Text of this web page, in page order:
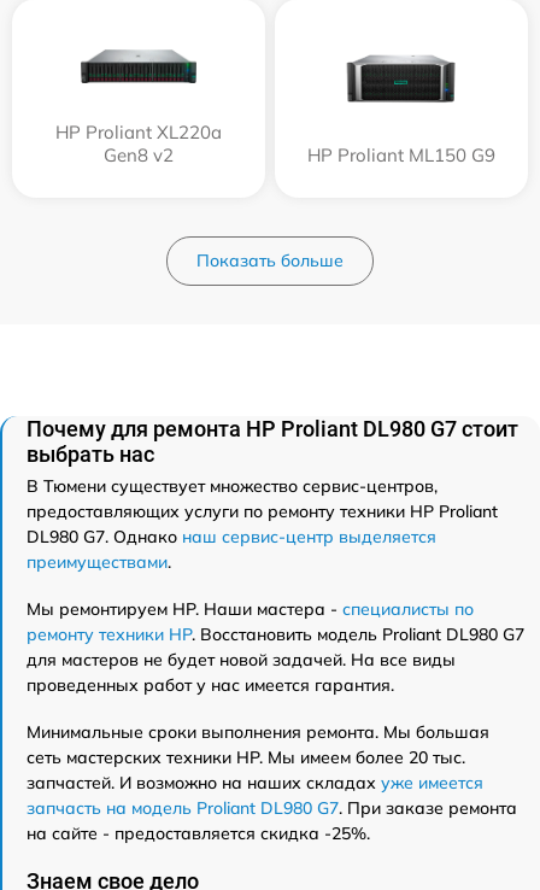
HP Proliant XL220a
Gen8 v2
HP Proliant ML150 G9
Показать больше
Почему для ремонта HP Proliant DL980 G7 стоит
выбрать нас
В Тюмени существует множество сервис-центров,
предоставляющих услуги по ремонту техники HP Proliant
DL980 G7. Однако наш сервис-центр выделяется
преимуществами.
Мы ремонтируем HP. Наши мастера - специалисты по
ремонту техники HP. Восстановить модель Proliant DL980 G7
для мастеров не будет новой задачей. На все виды
проведенных работ у нас имеется гарантия.
Минимальные сроки выполнения ремонта. Мы большая
сеть мастерских техники HP. Мы имеем более 20 тыс.
запчастей. И возможно на наших складах уже имеется
запчасть на модель Proliant DL980 G7. При заказе ремонта
на сайте - предоставляется скидка -25%.
Знаем свое дело